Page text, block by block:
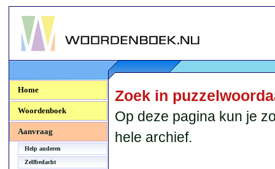
Woordenboek.NU
Home
Woordenboek
Aanvraag
Help anderen
Zelfbedacht
Zoek in
Op deze pagina kun je
hele archief.